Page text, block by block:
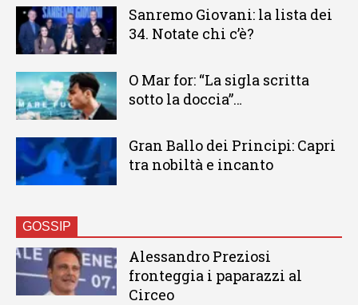
Sanremo Giovani: la lista dei
34. Notate chi c’è?
O Mar for: “La sigla scritta
sotto la doccia”…
Gran Ballo dei Principi: Capri
tra nobiltà e incanto
GOSSIP
Alessandro Preziosi
fronteggia i paparazzi al
Circeo